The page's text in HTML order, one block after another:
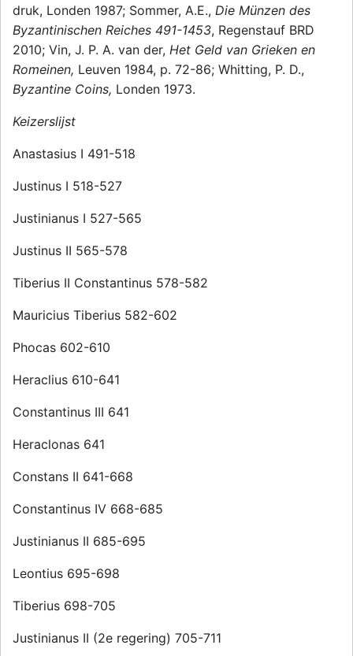
druk, Londen 1987; Sommer, A.E., Die Münzen des
Byzantinischen Reiches 491-1453, Regenstauf BRD
2010; Vin, J. P. A. van der, Het Geld van Grieken en
Romeinen, Leuven 1984, p. 72-86; Whitting, P. D.,
Byzantine Coins, Londen 1973.
Keizerslijst
Anastasius I 491-518
Justinus I 518-527
Justinianus I 527-565
Justinus II 565-578
Tiberius II Constantinus 578-582
Mauricius Tiberius 582-602
Phocas 602-610
Heraclius 610-641
Constantinus III 641
Heraclonas 641
Constans II 641-668
Constantinus IV 668-685
Justinianus II 685-695
Leontius 695-698
Tiberius 698-705
Justinianus II (2e regering) 705-711